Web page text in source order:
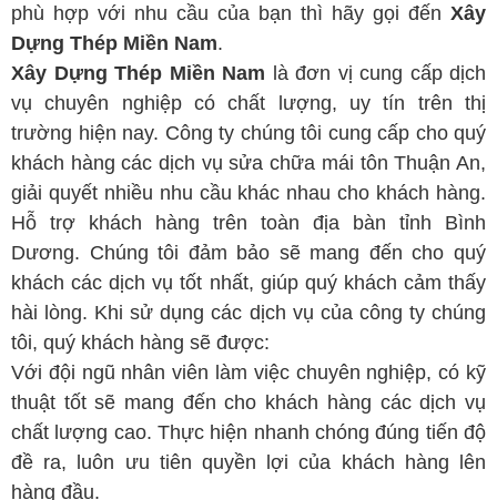
phù hợp với nhu cầu của bạn thì hãy gọi đến Xây
Dựng Thép Miền Nam.
Xây Dựng Thép Miền Nam là đơn vị cung cấp dịch
vụ chuyên nghiệp có chất lượng, uy tín trên thị
trường hiện nay. Công ty chúng tôi cung cấp cho quý
khách hàng các dịch vụ sửa chữa mái tôn Thuận An,
giải quyết nhiều nhu cầu khác nhau cho khách hàng.
Hỗ trợ khách hàng trên toàn địa bàn tỉnh Bình
Dương. Chúng tôi đảm bảo sẽ mang đến cho quý
khách các dịch vụ tốt nhất, giúp quý khách cảm thấy
hài lòng. Khi sử dụng các dịch vụ của công ty chúng
tôi, quý khách hàng sẽ được:
Với đội ngũ nhân viên làm việc chuyên nghiệp, có kỹ
thuật tốt sẽ mang đến cho khách hàng các dịch vụ
chất lượng cao. Thực hiện nhanh chóng đúng tiến độ
đề ra, luôn ưu tiên quyền lợi của khách hàng lên
hàng đầu.